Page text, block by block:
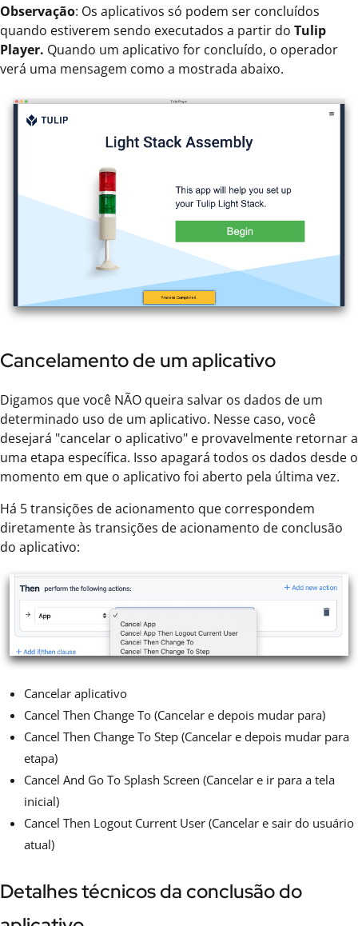
Observação: Os aplicativos só podem ser concluídos
quando estiverem sendo executados a partir do Tulip
Player. Quando um aplicativo for concluído, o operador
verá uma mensagem como a mostrada abaixo.
Cancelamento de um aplicativo
Digamos que você NÃO queira salvar os dados de um
determinado uso de um aplicativo. Nesse caso, você
desejará "cancelar o aplicativo" e provavelmente retornar a
uma etapa específica. Isso apagará todos os dados desde o
momento em que o aplicativo foi aberto pela última vez.
Há 5 transições de acionamento que correspondem
diretamente às transições de acionamento de conclusão
do aplicativo:
Cancelar aplicativo
Cancel Then Change To (Cancelar e depois mudar para)
Cancel Then Change To Step (Cancelar e depois mudar para
etapa)
Cancel And Go To Splash Screen (Cancelar e ir para a tela
inicial)
Cancel Then Logout Current User (Cancelar e sair do usuário
atual)
Detalhes técnicos da conclusão do